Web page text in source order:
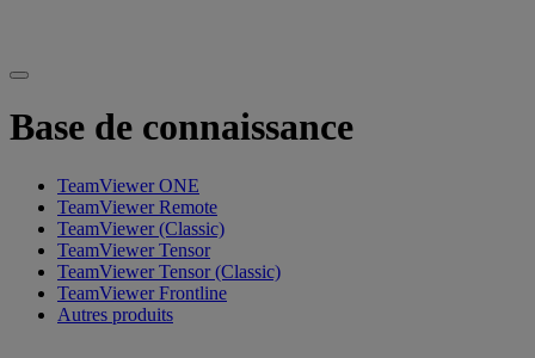
Base de connaissance
TeamViewer ONE
TeamViewer Remote
TeamViewer (Classic)
TeamViewer Tensor
TeamViewer Tensor (Classic)
TeamViewer Frontline
Autres produits